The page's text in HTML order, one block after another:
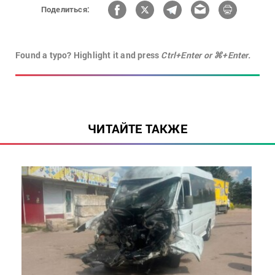
Поделиться:
Found a typo? Highlight it and press Ctrl+Enter or ⌘+Enter.
ЧИТАЙТЕ ТАКЖЕ